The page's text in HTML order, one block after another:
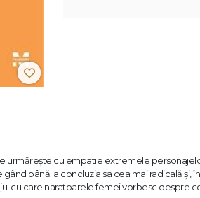
urmăreşte cu empatie extremele
până la concluzia sa cea mai radicală şi,
cu care naratoarele femei vorbesc despre